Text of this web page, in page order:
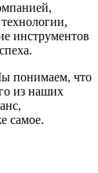
инструментов
понимаем, что
из наших
самое.